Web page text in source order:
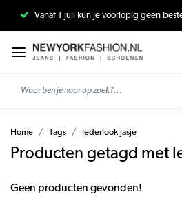
Vanaf 1 juli kun je voorlopig geen
Home Tags lederlook jasje
Producten getagd met
Geen producten gevonden!